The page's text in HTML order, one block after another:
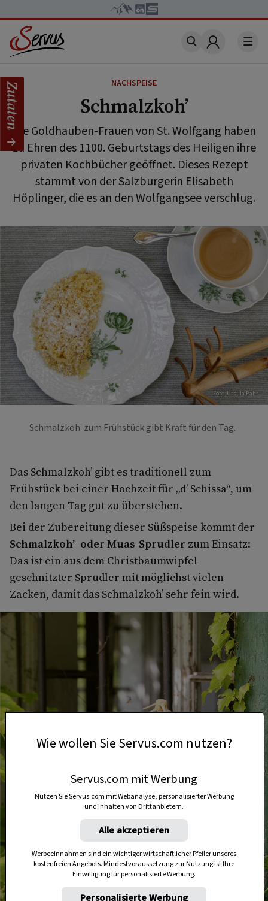
Account
NACHSPEISE
Schmalzkoh’
Die Goldhauben-Frauen von St. Wolfgang haben
zu Ehren des 1100. Geburtstags des Heiligen ihre
privaten Kochbücher geöffnet. Dieses Rezept
stammt von der Salzburgerin Elisabeth
Höplinger, die es an den Wolfgangsee verschlug.
Foto: Ursula Bahr
Schmalzkoh' zum Frühstück gibt Kraft für den Tag.
Das Schmalzkoh’ gibt es traditionell zum
Frühstück bei einer Hochzeit für „d’ Schissa“, um
den langen Tag gut zu überstehen.
Bei der Zubereitung dieser Süßspeise kommt der
Schmalzkoh’- oder Muas-Sprudler zum Einsatz:
Das ist ein aus dem Christbaumwipfel
geschnitzter Sprudler mit möglichst vielen
Zacken, damit das Schmalzkoh’ sehr fein wird.
Zutaten
Wie wollen Sie Servus.com nutzen?
Servus.com mit Werbung
Nutzen Sie Servus.com mit Webanalyse, personalisierter Werbung
und Inhalten von Drittanbietern.
Alle akzeptieren
Werbeeinnahmen sind ein wichtiger wirtschaftlicher Pfeiler unseres
kostenfreien Angebots. Mindestvoraussetzung zur Nutzung ist Ihre
Einwilligung für personalisierte Werbung.
Personalisierte Werbung